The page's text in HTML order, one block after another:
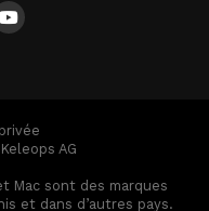
AG
Mac sont des marques
et dans d’autres pays.